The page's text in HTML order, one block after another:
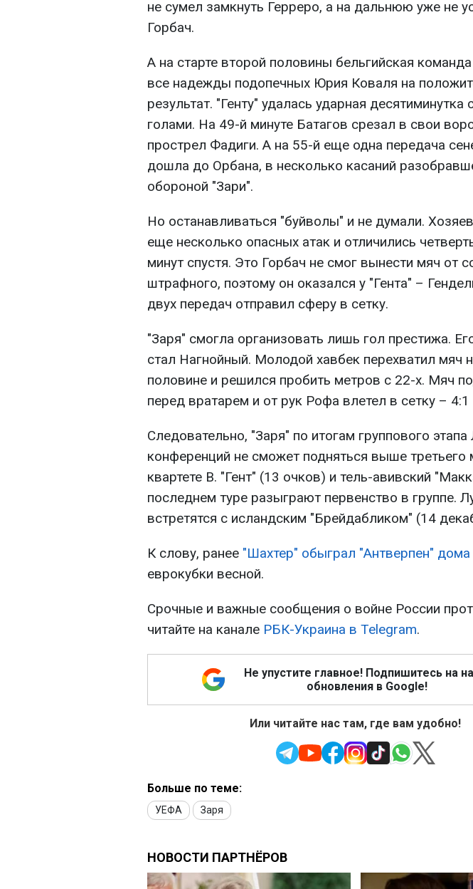
не сумел замкнуть Герреро, а на дальнюю уже не
Горбач.
А на старте второй половины бельгийская
все надежды подопечных Юрия Коваля на
результат. "Генту" удалась ударная десятиминутка
голами. На 49-й минуте Батагов срезал в свои
прострел Фадиги. А на 55-й еще одна передача
дошла до Орбана, в несколько касаний
обороной "Зари".
Но останавливаться "буйволы" и не думали.
еще несколько опасных атак и отличились
минут спустя. Это Горбач не смог вынести мяч от
штрафного, поэтому он оказался у "Гента" –
двух передач отправил сферу в сетку.
"Заря" смогла организовать лишь гол престижа.
стал Нагнойный. Молодой хавбек перехватил мяч
половине и решился пробить метров с 22-х. Мяч
перед вратарем и от рук Рофа влетел в сетку – 4:1
Следовательно, "Заря" по итогам группового этапа
конференций не сможет подняться выше третьего
квартете B. "Гент" (13 очков) и тель-авивский
последнем туре разыграют первенство в группе.
встретятся с исландским "Брейдабликом" (14
К слову, ранее "Шахтер" обыграл "Антверпен" дома
еврокубки весной.
Срочные и важные сообщения о войне России
читайте на канале РБК-Украина в Telegram.
Не упустите главное! Подпишитесь на
обновления в Google!
Или читайте нас там, где вам удобно!
Больше по теме:
УЕФА Заря